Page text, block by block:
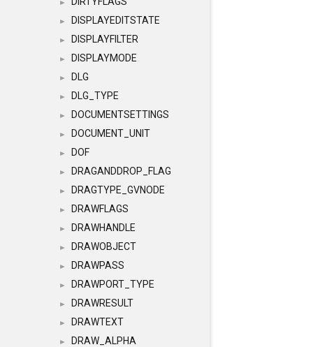
►
► DISPLAYEDITSTATE
► DISPLAYFILTER
► DISPLAYMODE
► DLG
► DLG_TYPE
► DOCUMENTSETTINGS
► DOCUMENT_UNIT
► DOF
► DRAGANDDROP_FLAG
► DRAGTYPE_GVNODE
► DRAWFLAGS
► DRAWHANDLE
► DRAWOBJECT
► DRAWPASS
► DRAWPORT_TYPE
► DRAWRESULT
► DRAWTEXT
► DRAW_ALPHA